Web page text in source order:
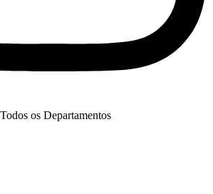
os Departamentos